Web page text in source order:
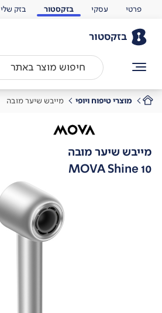
פרטי עסקי בזקסטור בזק שלי
בזקסטור
מוצרי טיפוח ויופי מייבש שיער מובה
מייבש שיער מובה
MOVA Shine 10